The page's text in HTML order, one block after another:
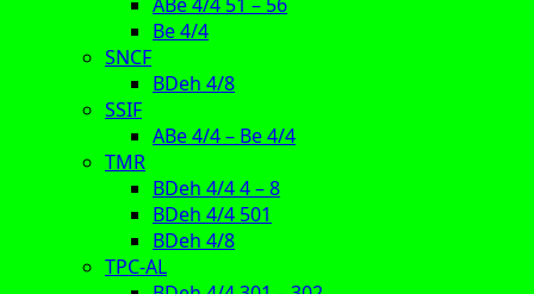
Be 4/4
SNCF
BDeh 4/8
SSIF
ABe 4/4 – Be 4/4
TMR
BDeh 4/4 4 – 8
BDeh 4/4 501
BDeh 4/8
TPC-AL